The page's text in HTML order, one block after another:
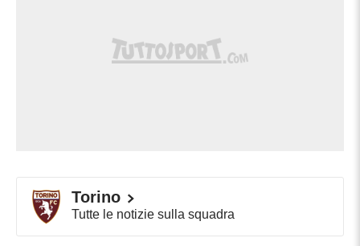
Torino
Tutte le notizie sulla squadra